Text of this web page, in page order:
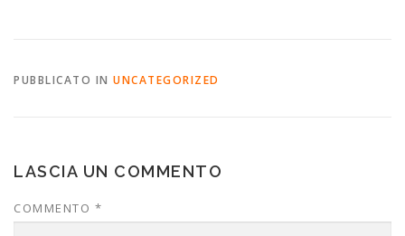
PUBBLICATO IN UNCATEGORIZED
LASCIA UN COMMENTO
COMMENTO *